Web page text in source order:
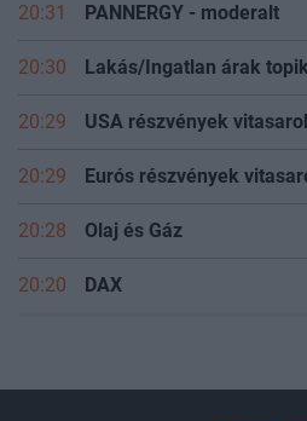
20:31 PANNERGY - moderalt
20:30 Lakás/Ingatlan árak
20:29 USA részvények
20:29 Eurós részvények
20:28 Olaj és Gáz
20:20 DAX